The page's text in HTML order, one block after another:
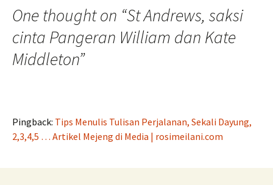
One thought on “St Andrews, saksi
cinta Pangeran William dan Kate
Middleton”
Pingback: Tips Menulis Tulisan Perjalanan, Sekali Dayung,
2,3,4,5 … Artikel Mejeng di Media | rosimeilani.com